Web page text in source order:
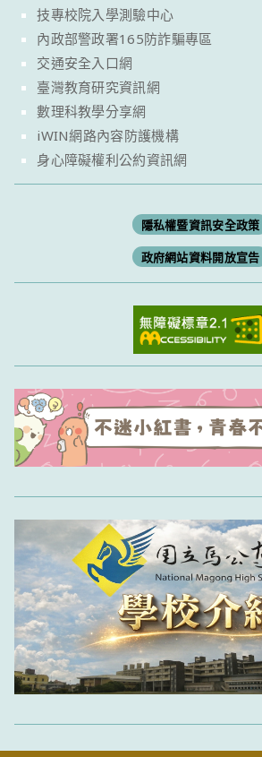
技專校院入學測驗中心
內政部警政署165防詐騙專區
交通安全入口網
臺灣教育研究資訊網
數理科教學分享網
iWIN網路內容防護機構
身心障礙權利公約資訊網
隱私權暨資訊安全政策
政府網站資料開放宣告